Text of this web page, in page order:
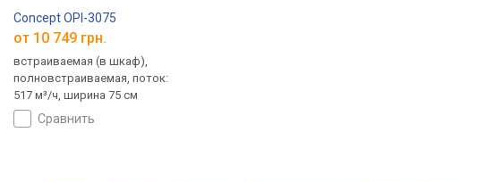
Concept OPI-3075
от 10 749 грн.
встраиваемая (в шкаф),
полновстраиваемая, поток:
517 м³/ч, ширина 75 см
сравнить